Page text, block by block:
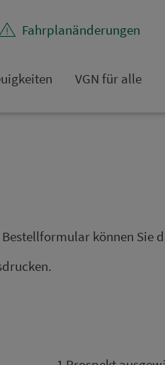
Fahr­plan­ände­rungen
VGN für alle
können Sie